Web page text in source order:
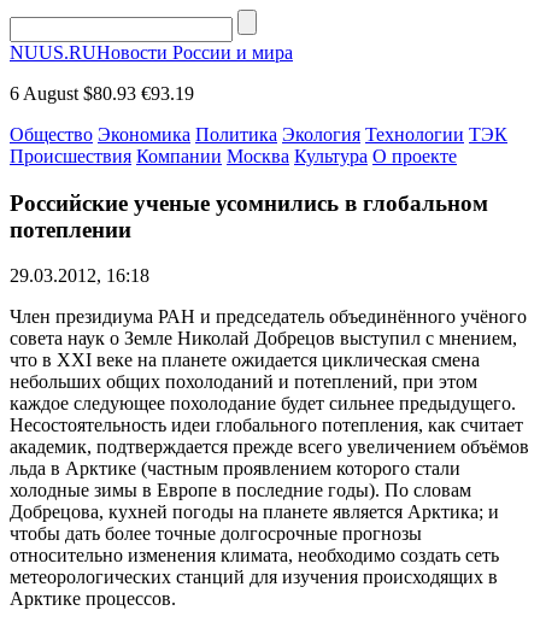
NUUS.RUНовости России и мира
6 August $80.93 €93.19
Общество Экономика Политика Экология Технологии ТЭК
Происшествия Компании Москва Культура О проекте
Российские ученые усомнились в глобальном
потеплении
29.03.2012, 16:18
Член президиума РАН и председатель объединённого учёного
совета наук о Земле Николай Добрецов выступил с мнением,
что в XXI веке на планете ожидается циклическая смена
небольших общих похолоданий и потеплений, при этом
каждое следующее похолодание будет сильнее предыдущего.
Несостоятельность идеи глобального потепления, как считает
академик, подтверждается прежде всего увеличением объёмов
льда в Арктике (частным проявлением которого стали
холодные зимы в Европе в последние годы). По словам
Добрецова, кухней погоды на планете является Арктика; и
чтобы дать более точные долгосрочные прогнозы
относительно изменения климата, необходимо создать сеть
метеорологических станций для изучения происходящих в
Арктике процессов.